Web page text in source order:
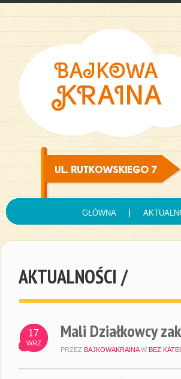
GŁÓWNA
AKTUALNOŚCI /
17
WRZ
Mali Działkowcy
PRZEZ BAJKOWAKRAINA W BEZ